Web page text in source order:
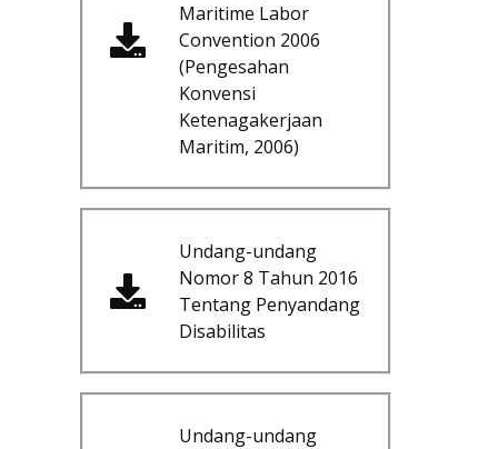
Maritime Labor
Convention 2006
(Pengesahan
Konvensi
Ketenagakerjaan
Maritim, 2006)
Undang-undang
Nomor 8 Tahun 2016
Tentang Penyandang
Disabilitas
Undang-undang